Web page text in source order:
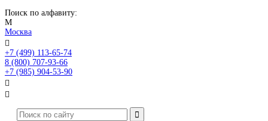
Поиск по алфавиту:
М
Москва

+7 (499) 113-65-74
8 (800) 707-93-66
+7 (985) 904-53-90

